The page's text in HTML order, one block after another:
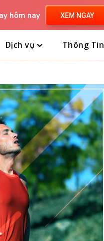
hôm nay XEM NGAY
Dịch vụ Thông Tin